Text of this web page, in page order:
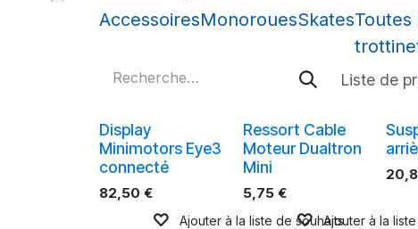
AccessoiresMonorouesSkatesToutes
Liste de
Display
Minimotors Eye3
connecté
82,50 €
Ajouter à la liste de souhaits
Ressort Cable
Moteur Dualtron
Mini
5,75€
Ajouter à la